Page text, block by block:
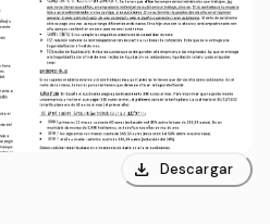
download Descargar